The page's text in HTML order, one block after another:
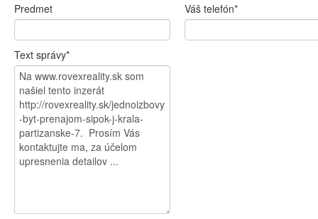
Predmet Váš telefón*
Text správy*